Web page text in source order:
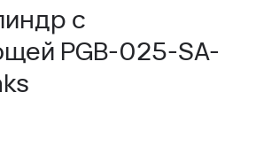
с
PGB-025-SA-